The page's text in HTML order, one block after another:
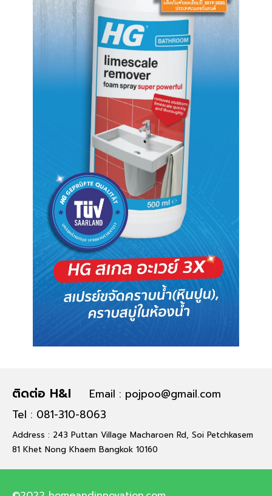
ติดต่อ H&I
Email : pojpoo@gmail.com
Tel : 081-310-8063
Address : 243 Puttan Village Macharoen Rd, Soi Petchkasem
81 Khet Nong Khaem Bangkok 10160